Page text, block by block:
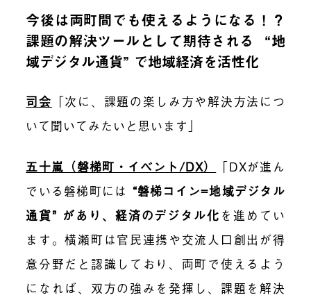
今後は両町間でも使えるようになる！？
課題の解決ツールとして期待される “地
域デジタル通貨” で地域経済を活性化
司会 「次に、課題の楽しみ方や解決方法につ
いて聞いてみたいと思います」
五十嵐（磐梯町・イベント/DX）
「DXが進ん
でいる磐梯町には “磐梯コイン=地域デジタル
通貨” があり、経済のデジタル化 を進めてい
ます。横瀬町は官民連携や交流人口創出が得
意分野だと認識しており、両町で使えるよう
になれば、双方の強みを発揮し、課題を解決